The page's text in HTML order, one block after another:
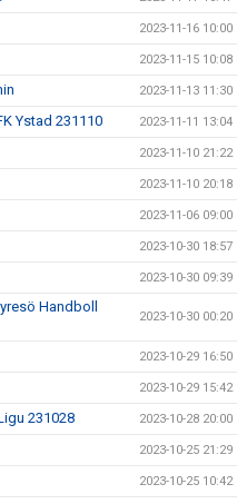
2023-11-16 10:00
2023-11-15 10:08
2023-11-13 11:30
Ystad 231110 2023-11-11 13:04
2023-11-10 21:22
2023-11-10 20:18
2023-11-06 09:00
2023-10-30 18:57
2023-10-30 09:39
Handboll
2023-10-30 00:20
2023-10-29 16:50
2023-10-29 15:42
231028 2023-10-28 20:00
2023-10-25 21:29
2023-10-25 10:42